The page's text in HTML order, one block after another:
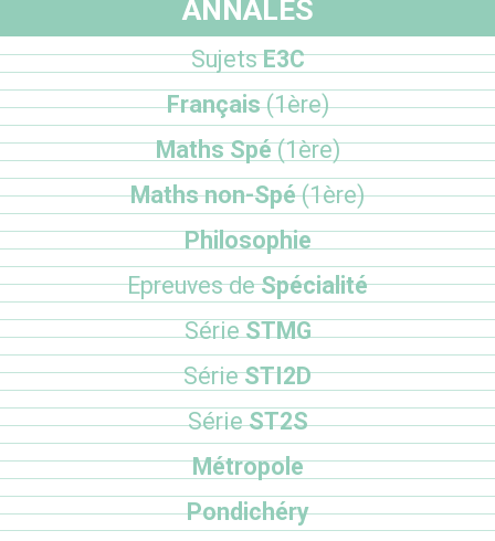
ANNALES
SujetsE3C
Français(1ère)
Maths Spé(1ère)
Maths non-Spé(1ère)
Philosophie
Epreuves deSpécialité
SérieSTMG
SérieSTI2D
SérieST2S
Métropole
Pondichéry